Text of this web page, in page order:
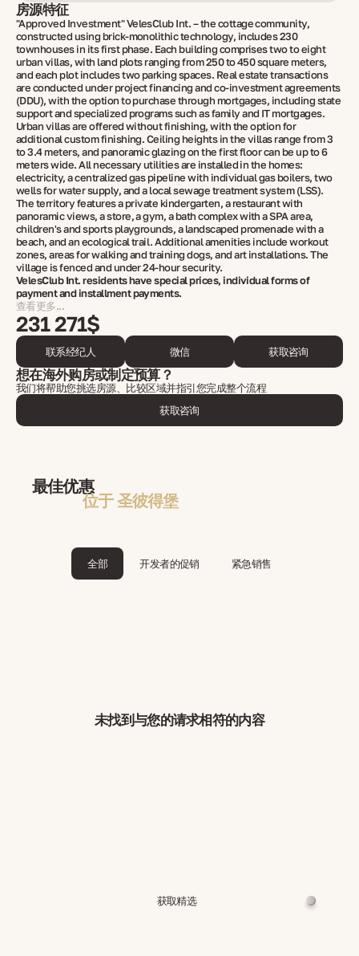
房源特征
"Approved Investment" VelesClub Int. – the cottage community,
constructed using brick-monolithic technology, includes 230
townhouses in its first phase. Each building comprises two to eight
urban villas, with land plots ranging from 250 to 450 square meters,
and each plot includes two parking spaces. Real estate transactions
are conducted under project financing and co-investment agreements
(DDU), with the option to purchase through mortgages, including state
support and specialized programs such as family and IT mortgages.
Urban villas are offered without finishing, with the option for
additional custom finishing. Ceiling heights in the villas range from 3
to 3.4 meters, and panoramic glazing on the first floor can be up to 6
meters wide. All necessary utilities are installed in the homes:
electricity, a centralized gas pipeline with individual gas boilers, two
wells for water supply, and a local sewage treatment system (LSS).
The territory features a private kindergarten, a restaurant with
panoramic views, a store, a gym, a bath complex with a SPA area,
children's and sports playgrounds, a landscaped promenade with a
beach, and an ecological trail. Additional amenities include workout
zones, areas for walking and training dogs, and art installations. The
village is fenced and under 24-hour security.
VelesClub Int. residents have special prices, individual forms of
payment and installment payments.
查看更多...
231 271$
联系经纪人 微信 获取咨询
想在海外购房或制定预算？
我们将帮助您挑选房源、比较区域并指引您完成整个流程
获取咨询
最佳优惠
位于 圣彼得堡
全部 开发者的促销 紧急销售
未找到与您的请求相符的内容
获取精选